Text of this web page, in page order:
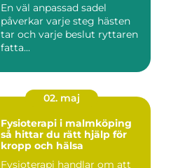
En väl anpassad sadel
påverkar varje steg hästen
tar och varje beslut ryttaren
fatta...
02. maj
Fysioterapi i malmköping
så hittar du rätt hjälp för
kropp och hälsa
Fysioterapi handlar om att